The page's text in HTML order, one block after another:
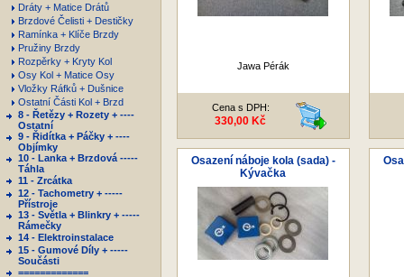
Dráty + Matice Drátů
Brzdové Čelisti + Destičky
Ramínka + Klíče Brzdy
Pružiny Brzdy
Rozpěrky + Kryty Kol
Osy Kol + Matice Osy
Vložky Ráfků + Dušnice
Ostatní Části Kol + Brzd
8 - Řetězy + Rozety + ----
Ostatní
9 - Řidítka + Páčky + ----
Objímky
10 - Lanka + Brzdová -----
Táhla
11 - Zrcátka
12 - Tachometry + -----
Přístroje
13 - Světla + Blinkry + -----
Rámečky
14 - Elektroinstalace
15 - Gumové Díly + -----
Součásti
=============
Jawa Pérák
Cena s DPH:
330,00 Kč
Osazení náboje kola (sada) -
Kývačka